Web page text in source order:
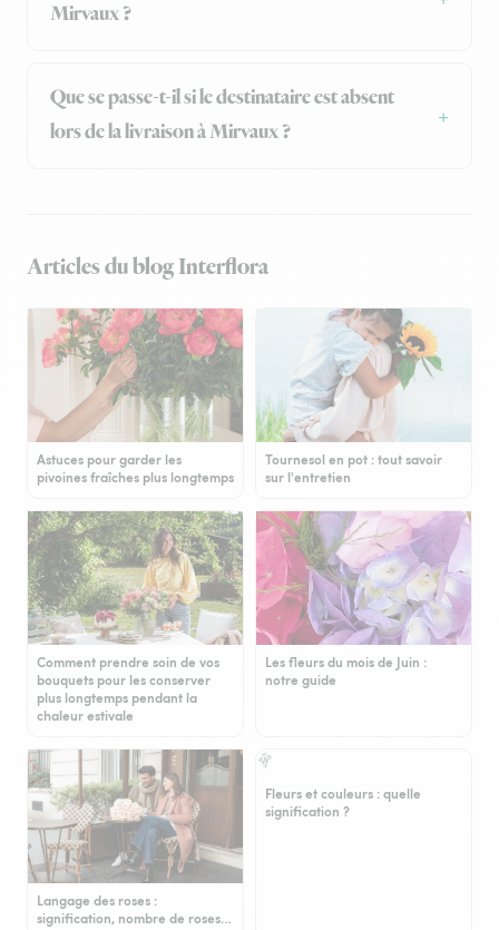
Mirvaux ?
Que se passe-t-il si le destinataire est absent
lors de la livraison à Mirvaux ?
Articles du blog Interflora
Astuces pour garder les
pivoines fraîches plus longtemps
Tournesol en pot : tout savoir
sur l'entretien
Comment prendre soin de vos
bouquets pour les conserver
plus longtemps pendant la
chaleur estivale
Les fleurs du mois de Juin :
notre guide
Langage des roses :
signification, nombre de roses…
Fleurs et couleurs : quelle
signification ?